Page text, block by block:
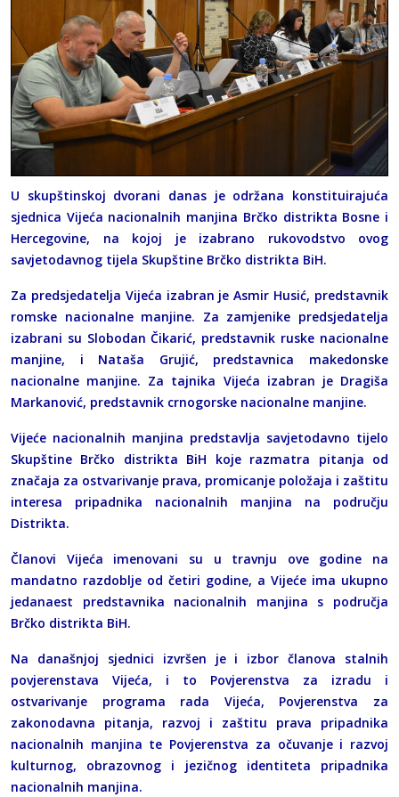
U skupštinskoj dvorani danas je održana konstituirajuća
sjednica Vijeća nacionalnih manjina Brčko distrikta Bosne i
Hercegovine, na kojoj je izabrano rukovodstvo ovog
savjetodavnog tijela Skupštine Brčko distrikta BiH.
Za predsjedatelja Vijeća izabran je Asmir Husić, predstavnik
romske nacionalne manjine. Za zamjenike predsjedatelja
izabrani su Slobodan Čikarić, predstavnik ruske nacionalne
manjine, i Nataša Grujić, predstavnica makedonske
nacionalne manjine. Za tajnika Vijeća izabran je Dragiša
Markanović, predstavnik crnogorske nacionalne manjine.
Vijeće nacionalnih manjina predstavlja savjetodavno tijelo
Skupštine Brčko distrikta BiH koje razmatra pitanja od
značaja za ostvarivanje prava, promicanje položaja i zaštitu
interesa pripadnika nacionalnih manjina na području
Distrikta.
Članovi Vijeća imenovani su u travnju ove godine na
mandatno razdoblje od četiri godine, a Vijeće ima ukupno
jedanaest predstavnika nacionalnih manjina s područja
Brčko distrikta BiH.
Na današnjoj sjednici izvršen je i izbor članova stalnih
povjerenstava Vijeća, i to Povjerenstva za izradu i
ostvarivanje programa rada Vijeća, Povjerenstva za
zakonodavna pitanja, razvoj i zaštitu prava pripadnika
nacionalnih manjina te Povjerenstva za očuvanje i razvoj
kulturnog, obrazovnog i jezičnog identiteta pripadnika
nacionalnih manjina.